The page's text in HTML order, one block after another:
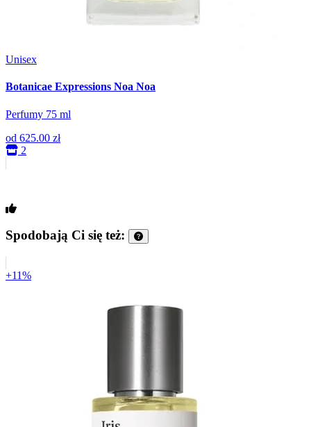
Unisex
Botanicae Expressions Noa Noa
Perfumy 75 ml
od 625.00 zł
2
Spodobają Ci się też:
+11%